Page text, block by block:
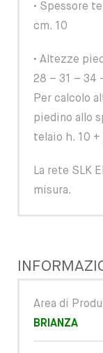
• Spessore
cm. 10
• Altezze
28 – 31 – 34
Per calcolo
piedino allo
telaio h. 10 +
La rete SLK
misura.
Area di
BRIANZA